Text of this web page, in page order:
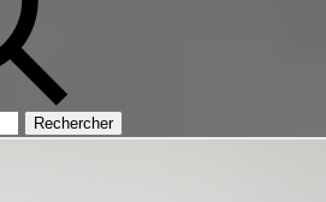
Rechercher